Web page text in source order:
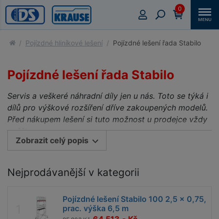
0
Pojízdné hliníkové lešení Pojízdné lešení řada Stabilo
Pojízdné lešení řada Stabilo
Servis a veškeré náhradní díly jen u nás. Toto se týká i
dílů pro výškové rozšíření dříve zakoupených modelů.
Před nákupem lešení si tuto možnost u prodejce vždy
ověřte.
Svařovaná lešení řady STABILO s certifikací TÜV,
vlajkovou lodí ve flotile pojízdných hliníkových lešení
hessenské firmy, řada patentů a průmyslových vzorů,
mezinárodní technická ocenění a vysoká hodnocení v
Zobrazit celý popis
Nejprodávanější v kategorii
Pojízdné lešení Stabilo 100 2,5 x 0,75,
prac. výška 6,5 m